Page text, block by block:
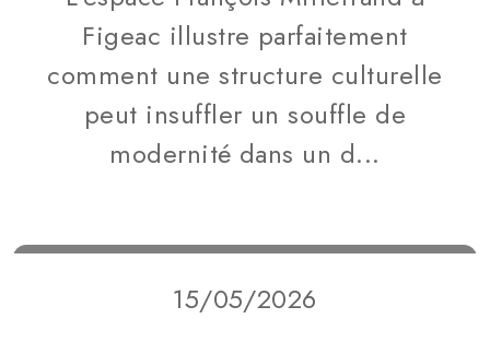
Figeac illustre parfaitement
comment une structure culturelle
peut insuffler un souffle de
modernité dans un d...
15/05/2026